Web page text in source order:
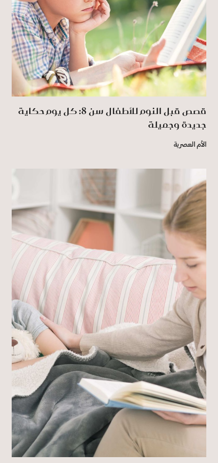
قصص قبل النوم للأطفال سن 8: كل يوم حكاية
جديدة وجميلة
الأم العصرية